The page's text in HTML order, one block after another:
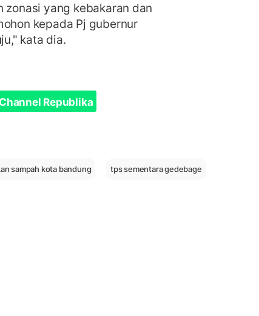
yang kebakaran dan
kepada Pj gubernur
kata dia.
Republika
sampah kota bandung tps sementara gedebage